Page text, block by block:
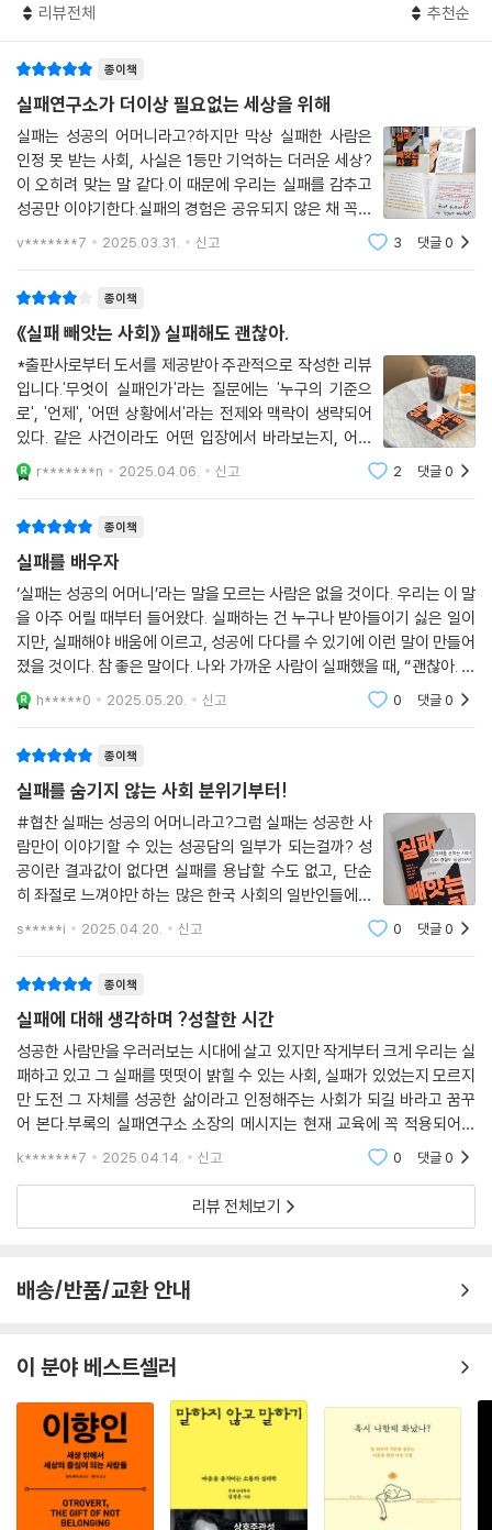
찰을 서로 나누는 것만으로 학생들은 혼자서 근거 없이 착각했음을 깨닫거
--- p.196~197
카이스트 학생들 역시 이미 일어난 시간 낭비에 대한 부정적인 감정만큼이
나 앞으로 일어날 시간 낭비를 피하고자 하는 미래 지향적 경계심을 자주
드러낸다. 이들은 전공과 수강 과목 선택, 대학원 진학과 취업 등에서 불확
실하거나 예측할 수 없는 상황보다는 어느 정도 예측 가능하거나 결과가
확실한 길을 우선 선택하려는 경향이 있다. 아무도 가보지 않은 길을 개척
늦지 않게 결승점에 도달할 수 있을 거라는 생각, 그렇지만 결승점에 도달
뛰어야 하는 일의 반복.
--- p.215~216
실패연구소가 운영하는 실패 학습 프로그램에서 가장 중요한 과정은 여러
명이 한데 모여 각자의 실패 경험을 공유하는 대화 모임이다. 다른 학생들
의 실패를 엿볼 수 있는 흔치 않은 기회이기 때문에 참여자들의 흥미와 집
운 사회에서 실패 경험을 진솔하게 드러내고 공유할 기회는 흔치 않다. 특
히 카이스트 학생들은 우수한 동료들 사이에서 경쟁과 비교, 자신에게 거
감을 느끼기 쉽다. ‘다른 사람들은 다 잘하고 있는데, 나만 실패하고 있는
것 같은 느낌’, ‘주변의 타인을 실망하게 만들지도 모른다는 불안’ 등이 실
패와 그로 인해 부정적 감정을 느끼고 있는 자신을 솔직하게 드러내기 어
--- p.261~262
방송 프로그램 출연 요청도 쇄도했다. 그러나 실패연구소 내부에서는 이것
목표는 ‘실패에 대한 인식 개선’, ‘실패에 대한 두려움 없이 도전하는 문화
제대로 가닿고 있지 않는 듯했다.
여러 차례의 실패 인식 조사, 관찰과 경험 등을 통해 실패연구소는 ‘실패해
도 괜찮다’라는 메시지를 전달하는 ‘성공한 사람’과 ‘실패를 피하는 법’을
알고 싶은 ‘아직 성공하지 못한 사람’ 사이에 크나큰 괴리가 존재하는 현실
을 깨달았다. 대부분의 실패담은 성공한 결과를 전제로 공유된다. 그 성공
정작 ‘실패로 끝난 실패’, ‘과정으로서의 실패’는 널리 퍼지지 않는다. 실패
연구소도 다양한 방식으로 실패 에피소드를 수집해 공유하려 시도했지만
발굴하기가 쉽지 않았다. 최종적으로 가설 검증에 성공한 연구 결과만 저
널에 실어주는 연구 출판 관행, 성공적으로 마무리한 결과를 나열하는 실
적 보고서와 이력서 쓰기 문화 등은 자연스럽게 우리를 결과 중심적으로
사고하게 만들고, 온전한 실패의 기록은 축소되거나 숨겨진다. 그리하여
를 좀 더 제대로 살펴보는 데 집중하기로 했다. 그 과정에서 특정 주제에 대
한 사진을 찍고 그 사진을 매개로 사람들의 생각과 의견을 이끌어내는 질
적 연구 방법인 ‘포토보이스’를 알게 되었다. 특정 시간대의 어떤 장면을 시
각적으로 포착하는 사진을 중심으로 실패 사례를 수집하면 ‘성공 이후의
후일담’으로서의 왜곡이나 축소 없이 실패를 있는 그대로 남길 수 있겠다
고 판단했다. 이 포토보이스 프로젝트에 학부생부터 석박사 과정생, 한국
인과 외국인 학생, 풀타임과 파트타임 학생 등 다양한 배경과 전공의 학생
장면을 사진으로 찍어 간단한 코멘트와 함께 실시간으로 올렸다. 이후 각
비로소 실패의 경험을 있는 그대로 보고 들을 수 있는 길이 열리자 ‘실패에
서 배우는 법’도 자연스레 찾을 수 있었다. 이 책에는 포토보이스 프로젝트
를 통해 수집된 카이스트 학생들의 사진과 글, 경험담이 다수 실려 있는데,
이 자료들을 살펴보며 독자들도 저마다 경험한 실패 경험을 떠올리고 돌아
볼 수 있을 것이다.
실패를 당당하게 드러내고 실패에서 더 잘 배우기 위한 카이스트 실패연구
소의 제안
실패에서 제대로 배우기란 쉽지 않다. 실패연구소 또한 수많은 시행착오
끝에 그 나름대로 실패 학습 체계를 겨우 갖추게 되었다. 핵심은 성공한 사
람의 실패 이야기나 교훈을 직접 전달하는 대신, 스스로 자신의 실패를 들
는 것이었다. 먼저 일상 속 실패를 관찰하고 사진과 글로 기록한다. 이 과정
을 통해 학생들은 삶에서 ‘실패’로 불리는 경험이 얼마나 다양한지, 실패가
얼마나 주관적이고 상대적인지, 같은 실패도 상황과 맥락에 따라 의미가
여다보며 원인 모를 막연한 실패감에 빠져 있기보다 차분하고 합리적으로
실패에 대처하는 방법을 궁리하게 되었다. 그 과정에서 ‘그럼에도 불구하
도 성과였다.
그다음 단계는 실패 경험을 솔직하게 드러내어 다른 사람들과 공유하는 것
이다. 의도적으로 실패를 이야기할 수 있는 안전한 분위기의 대화 모임에
서 학생들은 ‘사람 사는 게 다 비슷하구나’라는 공감을 얻었다. 이를 통해
자신의 실패가 부끄러운 것이 아니라 누구나 겪을 수 있는 삶의 자연스러
운 일부임을 받아들이고, 심리적 위축감과 수치심을 완화할 수 있었다. 실
리뷰전체 추천순
종이책
실패연구소가 더이상 필요없는 세상을 위해
실패는 성공의 어머니라고?하지만 막상 실패한 사람은
인정 못 받는 사회, 사실은 1등만 기억하는 더러운 세상?
이 오히려 맞는 말 같다.이 때문에 우리는 실패를 감추고
성공만 이야기한다.실패의 경험은 공유되지 않은 채 꼭꼭
감추어져 있다.그래서 태어난 카이스트의 실패 연구소하
v*******7 2025.03.31. 신고 3 댓글0
종이책
《실패 빼앗는 사회》 실패해도 괜찮아.
*출판사로부터 도서를 제공받아 주관적으로 작성한 리뷰
입니다.'무엇이 실패인가'라는 질문에는 '누구의 기준으
로', '언제', '어떤 상황에서'라는 전제와 맥락이 생략되어
있다. 같은 사건이라도 어떤 입장에서 바라보는지, 어떤
시간적 프레임에서 바라보는지에 따라 실패로 여겨질 수
도 있고 그렇지 않을 수도 있다. 승자와 패자가 명확히 갈
r*******n 2025.04.06. 신고 2 댓글0
종이책
실패를 배우자
‘실패는 성공의 어머니’라는 말을 모르는 사람은 없을 것이다. 우리는 이 말
을 아주 어릴 때부터 들어왔다. 실패하는 건 누구나 받아들이기 싫은 일이
지만, 실패해야 배움에 이르고, 성공에 다다를 수 있기에 이런 말이 만들어
졌을 것이다. 참 좋은 말이다. 나와 가까운 사람이 실패했을 때, “괜찮아. 실
패는 성공의 어머니라고 하잖아.”라며 위로할 수 있을 것이다. 그런데 그
실패
h*****0 2025.05.20. 신고 0 댓글0
종이책
실패를 숨기지 않는 사회 분위기부터!
#협찬 실패는 성공의 어머니라고?그럼 실패는 성공한 사
람만이 이야기할 수 있는 성공담의 일부가 되는걸까? 성
공이란 결과값이 없다면 실패를 용납할 수도 없고, 단순
히 좌절로 느껴야만 하는 많은 한국 사회의 일반인들에게
반향을 던지는 위즈덤하우스의 신간! 📕 실패 빼앗는 사
s*****i 2025.04.20. 신고 0 댓글0
종이책
실패에 대해 생각하며 ?성찰한 시간
성공한 사람만을 우러러보는 시대에 살고 있지만 작게부터 크게 우리는 실
패하고 있고 그 실패를 떳떳이 밝힐 수 있는 사회, 실패가 있었는지 모르지
만 도전 그 자체를 성공한 삶이라고 인정해주는 사회가 되길 바라고 꿈꾸
어 본다.부록의 실패연구소 소장의 메시지는 현재 교육에 꼭 적용되어야
할 것이다.📍AI시대의 새로운 학습법세상은 진짜 중요한 것들을 쉽게 알
k*******7 2025.04.14. 신고 0 댓글0
리뷰 전체보기
배송/반품/교환 안내
이 분야 베스트셀러